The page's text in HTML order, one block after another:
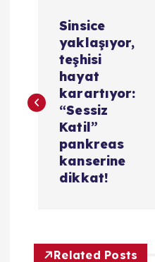
ı
Sinsice
yaklaşıyor,
teşhisi
hayat
karartıyor:
“Sessiz
Katil”
pankreas
kanserine
dikkat!
Related Posts